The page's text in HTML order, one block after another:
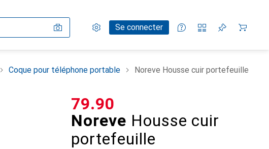
Paramètres
Compte clientSe connecter
Listes de comparaison
Listes d'envies
Panier
Coque pour téléphone portable Noreve Housse cuir portefeuille
Noreve Housse cuir
portefeuille
CHF
79.90